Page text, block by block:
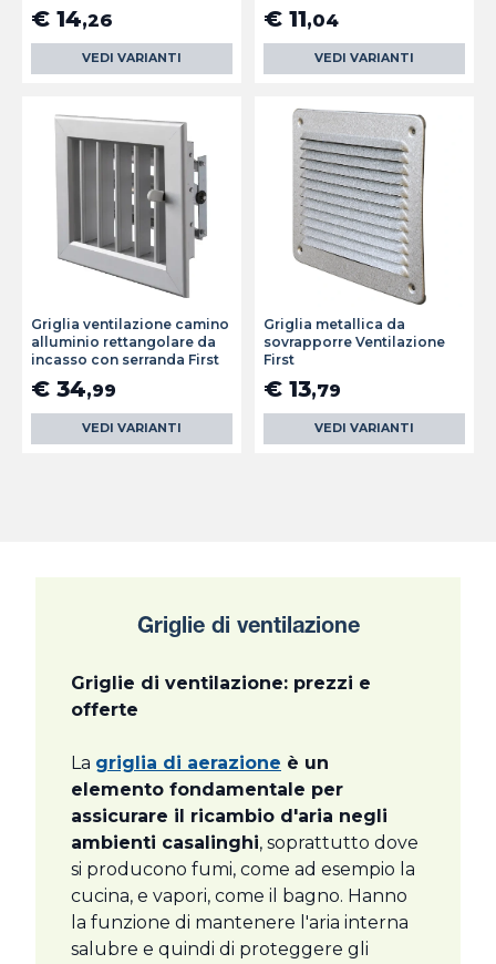
€ 14,26
VEDI VARIANTI
€ 11,04
VEDI VARIANTI
Griglia ventilazione camino
alluminio rettangolare da
incasso con serranda First
€ 34,99
VEDI VARIANTI
Griglia metallica da
sovrapporre Ventilazione
First
€ 13,79
VEDI VARIANTI
Griglie di ventilazione
Griglie di ventilazione: prezzi e
offerte
La griglia di aerazione è un
elemento fondamentale per
assicurare il ricambio d'aria negli
ambienti casalinghi, soprattutto dove
si producono fumi, come ad esempio la
cucina, e vapori, come il bagno. Hanno
la funzione di mantenere l'aria interna
salubre e quindi di proteggere gli